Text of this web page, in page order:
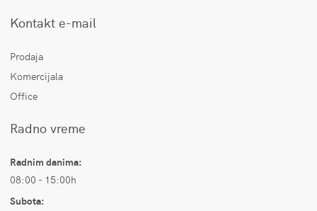
Kontakt e-mail
Prodaja
Komercijala
Office
Radno vreme
Radnim danima:
08:00 - 15:00h
Subota: